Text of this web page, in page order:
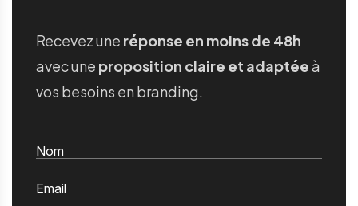
Recevez une réponse en moins de 48h
avec une proposition claire et adaptéeà
vos besoins en branding.